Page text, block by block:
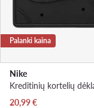
Palanki kaina
Nike
Dabartinė kaina
20,99€